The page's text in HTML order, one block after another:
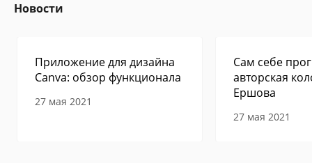
Новости
Приложение для дизайна
Canva: обзор функционала
27 мая 2021
Сам себе
авторская
Ершова
27 мая 2021